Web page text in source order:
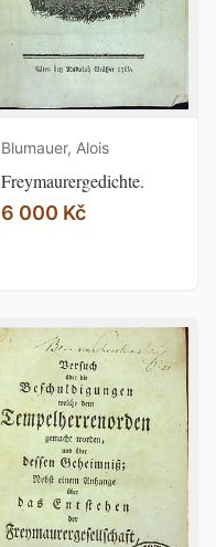
Blumauer, Alois
Freymaurergedichte.
6 000 Kč